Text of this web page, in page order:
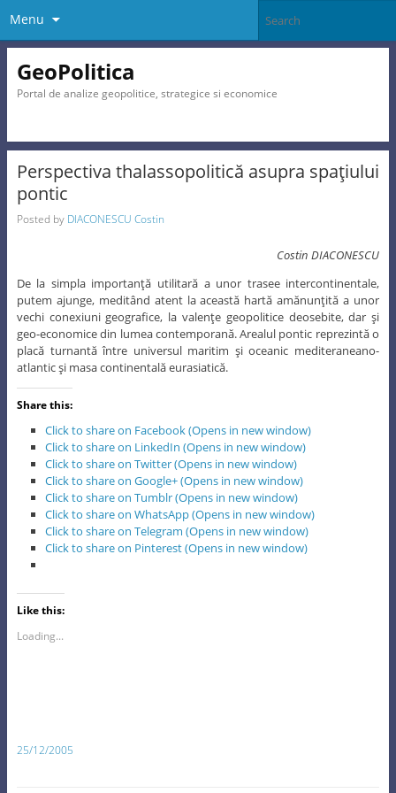
Menu
GeoPolitica
Portal de analize geopolitice, strategice si economice
Perspectiva thalassopolitică asupra spaţiului
pontic
Posted by DIACONESCU Costin
Costin DIACONESCU
De la simpla importanţă utilitară a unor trasee intercontinentale,
putem ajunge, meditând atent la această hartă amănunţită a unor
vechi conexiuni geografice, la valenţe geopolitice deosebite, dar şi
geo-economice din lumea contemporană. Arealul pontic reprezintă o
placă turnantă între universul maritim şi oceanic mediteraneano-
atlantic şi masa continentală eurasiatică.
Share this:
Click to share on Facebook (Opens in new window)
Click to share on LinkedIn (Opens in new window)
Click to share on Twitter (Opens in new window)
Click to share on Google+ (Opens in new window)
Click to share on Tumblr (Opens in new window)
Click to share on WhatsApp (Opens in new window)
Click to share on Telegram (Opens in new window)
Click to share on Pinterest (Opens in new window)
Like this:
Loading...
25/12/2005